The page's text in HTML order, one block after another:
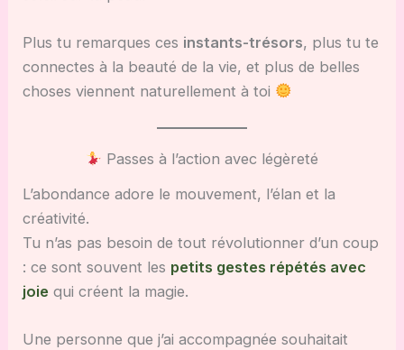
Plus tu remarques ces instants-trésors, plus tu te
connectes à la beauté de la vie, et plus de belles
choses viennent naturellement à toi
Passes à l’action avec légèreté
L’abondance adore le mouvement, l’élan et la
créativité.
Tu n’as pas besoin de tout révolutionner d’un coup
: ce sont souvent les petits gestes répétés avec
joie qui créent la magie.
Une personne que j’ai accompagnée souhaitait